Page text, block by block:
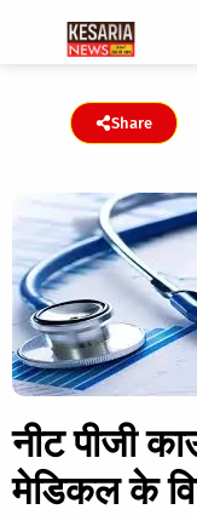
Share
नीट पीजी
मेडिकल के